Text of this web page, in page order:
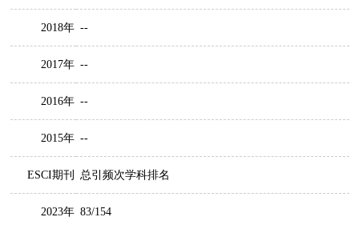
2018年 --
2017年 --
2016年 --
2015年 --
ESCI期刊 总引频次学科排名
2023年 83/154